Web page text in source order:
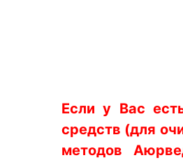
Если у Вас
средств (для
методов